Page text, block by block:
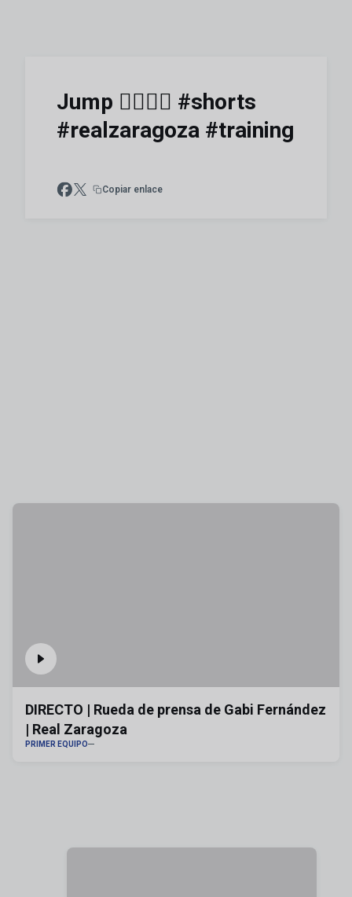
Jump 🏋🏼‍♂️🔹 #shorts
#realzaragoza #training
Copiar enlace
DIRECTO | Rueda de prensa de Gabi Fernández
| Real Zaragoza
PRIMER EQUIPO